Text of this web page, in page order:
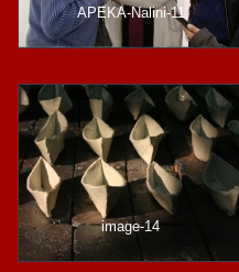
APEKA-Nalini-11
image-14